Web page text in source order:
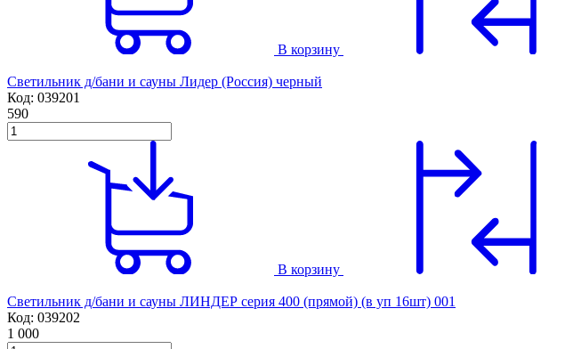
В корзину
Светильник д/бани и сауны Лидер (Россия) черный
Код: 039201
590
В корзину
Светильник д/бани и сауны ЛИНДЕР серия 400 (прямой) (в уп 16шт) 001
Код: 039202
1 000